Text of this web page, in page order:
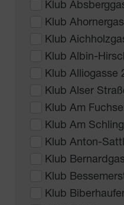
Klub
Klub
Klub
Klub Albin-
Klub Alliogasse
Klub Alser
Klub Am
Klub Am
Klub Anton-
Klub
Klub
Klub